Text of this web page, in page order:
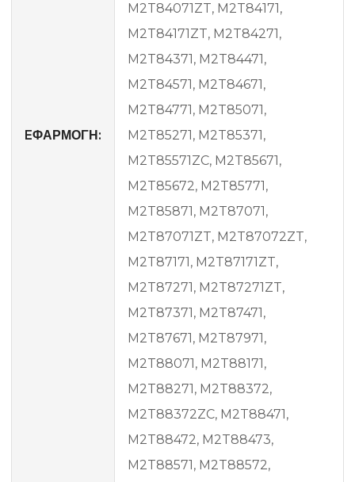
EΦΑΡΜΟΓΗ:
M2T84071ZT, M2T84171,
M2T84171ZT, M2T84271,
M2T84371, M2T84471,
M2T84571, M2T84671,
M2T84771, M2T85071,
M2T85271, M2T85371,
M2T85571ZC, M2T85671,
M2T85672, M2T85771,
M2T85871, M2T87071,
M2T87071ZT, M2T87072ZT,
M2T87171, M2T87171ZT,
M2T87271, M2T87271ZT,
M2T87371, M2T87471,
M2T87671, M2T87971,
M2T88071, M2T88171,
M2T88271, M2T88372,
M2T88372ZC, M2T88471,
M2T88472, M2T88473,
M2T88571, M2T88572,